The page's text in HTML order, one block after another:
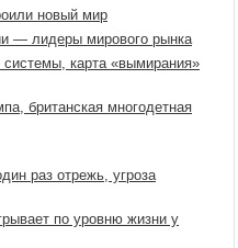
новый мир
— лидеры мирового рынка
карта «вымирания»
британская многодетная
раз отрежь, угроза
по уровню жизни у